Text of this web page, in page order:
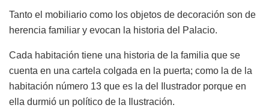
Tanto el mobiliario como los objetos de decoración son de
herencia familiar y evocan la historia del Palacio.
Cada habitación tiene una historia de la familia que se
cuenta en una cartela colgada en la puerta; como la de la
habitación número 13 que es la del Ilustrador porque en
ella durmió un político de la Ilustración.